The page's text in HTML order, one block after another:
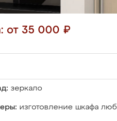
от 35 000 ₽
зеркало
изготовление шкафа